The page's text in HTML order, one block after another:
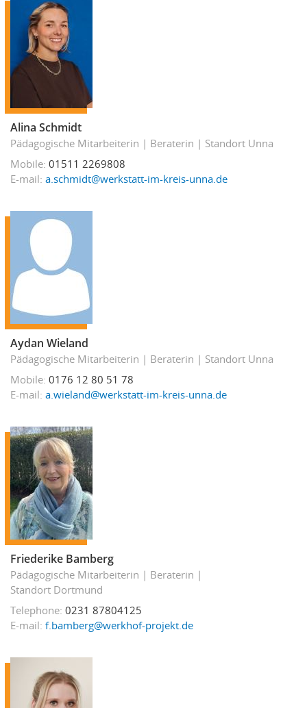
Alina Schmidt
Pädagogische Mitarbeiterin Beraterin
Standort Unna
Mobile 01511 2269808
E-mail a.schmidt@werkstatt-im-kreis-unna.de
Aydan Wieland
Pädagogische Mitarbeiterin Beraterin
Standort Unna
Mobile 0176 12 80 51 78
E-mail a.wieland@werkstatt-im-kreis-unna.de
Friederike Bamberg
Pädagogische Mitarbeiterin
Beraterin
Standort Dortmund
Telephone 0231 87804125
E-mail f.bamberg@werkhof-projekt.de